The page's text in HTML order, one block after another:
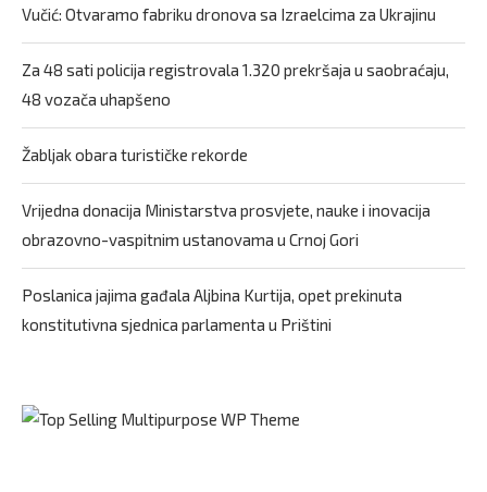
Vučić: Otvaramo fabriku dronova sa Izraelcima za Ukrajinu
Za 48 sati policija registrovala 1.320 prekršaja u saobraćaju,
48 vozača uhapšeno
Žabljak obara turističke rekorde
Vrijedna donacija Ministarstva prosvjete, nauke i inovacija
obrazovno-vaspitnim ustanovama u Crnoj Gori
Poslanica jajima gađala Aljbina Kurtija, opet prekinuta
konstitutivna sjednica parlamenta u Prištini